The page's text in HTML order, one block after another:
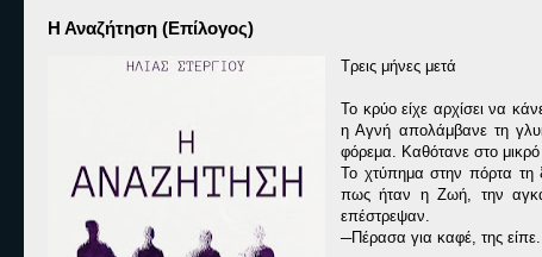
Η Αναζήτηση (Επίλογος)
Τρεις μήνες μετά
Το κρύο είχε αρχίσει να
η Αγνή απολάμβανε τη
φόρεμα. Καθότανε στο
Το χτύπημα στην πόρτα τη
πως ήταν η Ζωή, την
επέστρεψαν.
─Πέρασα για καφέ, της